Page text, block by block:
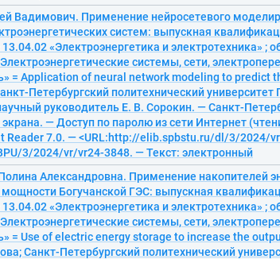
Вадимович. Применение нейросетевого
систем: выпускная
«Электроэнергетика и электротехника» ;
системы, сети,
= Application of neural network modeling to predict
Петербургский политехнический университет
руководитель Е. В. Сорокин. — Санкт-
экрана. — Доступ по паролю из сети Интернет
Reader 7.0. — <URL:http://elib.spbstu.ru/dl/3/2024/
3/2024/vr/vr24-3848. — Текст: электронный
Александровна. Применение накопителей
Богучанской ГЭС: выпускная
«Электроэнергетика и электротехника» ;
системы, сети,
= Use of electric energy storage to increase the
Санкт-Петербургский политехнический